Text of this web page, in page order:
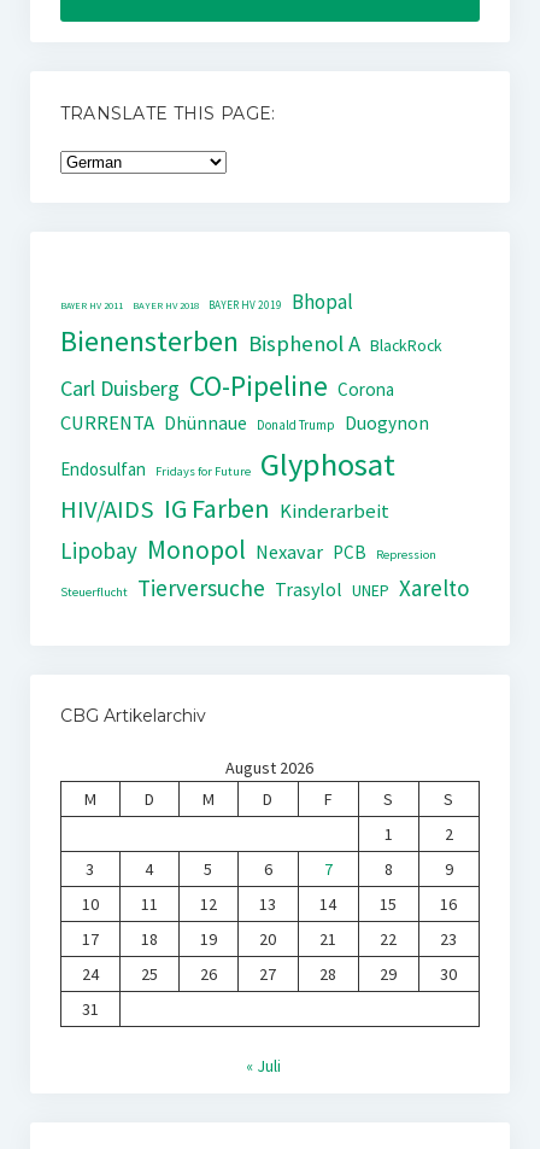
TRANSLATE THIS PAGE:
BAYER HV 2011 BAYER HV 2018 BAYER HV 2019 Bhopal
Bienensterben Bisphenol A BlackRock
Carl Duisberg CO-Pipeline Corona
CURRENTA Dhünnaue Donald Trump
Duogynon
Endosulfan
Fridays for Future Glyphosat
HIV/AIDS IG Farben Kinderarbeit
Lipobay Monopol Nexavar PCB Repression
Steuerflucht Tierversuche Trasylol UNEP Xarelto
CBG Artikelarchiv
August 2026
M
D M D F S
S
1
2
3
4 5 6 7 8
9
10
11 12 13 14 15
16
17
18 19 20 21 22
23
24
25 26 27 28 29
30
31
« Juli